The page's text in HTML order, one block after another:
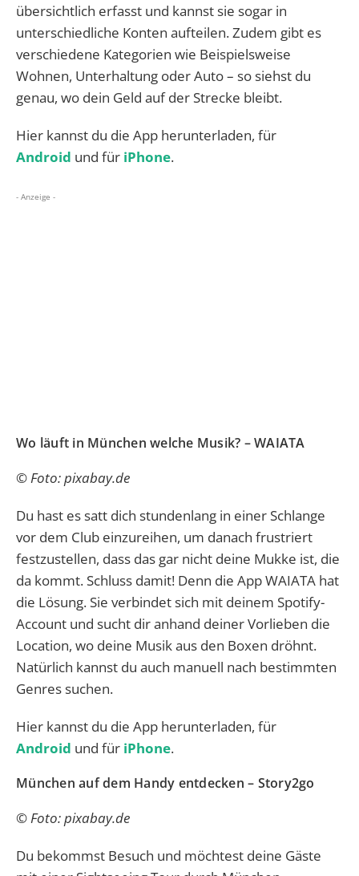
übersichtlich erfasst und kannst sie sogar in
unterschiedliche Konten aufteilen. Zudem gibt es
verschiedene Kategorien wie Beispielsweise
Wohnen, Unterhaltung oder Auto – so siehst du
genau, wo dein Geld auf der Strecke bleibt.
Hier kannst du die App herunterladen, für
Android und für iPhone.
- Anzeige -
Wo läuft in München welche Musik? – WAIATA
© Foto: pixabay.de
Du hast es satt dich stundenlang in einer Schlange
vor dem Club einzureihen, um danach frustriert
festzustellen, dass das gar nicht deine Mukke ist, die
da kommt. Schluss damit! Denn die App WAIATA hat
die Lösung. Sie verbindet sich mit deinem Spotify-
Account und sucht dir anhand deiner Vorlieben die
Location, wo deine Musik aus den Boxen dröhnt.
Natürlich kannst du auch manuell nach bestimmten
Genres suchen.
Hier kannst du die App herunterladen, für
Android und für iPhone.
München auf dem Handy entdecken – Story2go
© Foto: pixabay.de
Du bekommst Besuch und möchtest deine Gäste